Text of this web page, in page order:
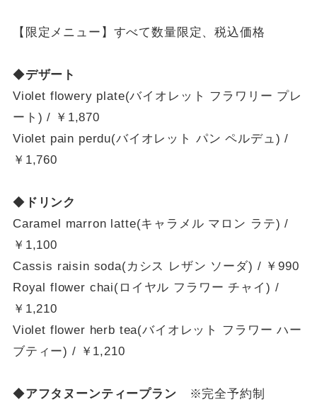
【限定メニュー】すべて数量限定、税込価格
◆デザート
Violet flowery plate(バイオレット フラワリー プレ
ート) / ￥1,870
Violet pain perdu(バイオレット パン ペルデュ) /
￥1,760
◆ ドリンク
Caramel marron latte(キャラメル マロン ラテ) /
￥1,100
Cassis raisin soda(カシス レザン ソーダ) / ￥990
Royal flower chai(ロイヤル フラワー チャイ) /
￥1,210
Violet flower herb tea(バイオレット フラワー ハー
ブティー) / ￥1,210
◆アフタヌーンティープラン ※完全予約制